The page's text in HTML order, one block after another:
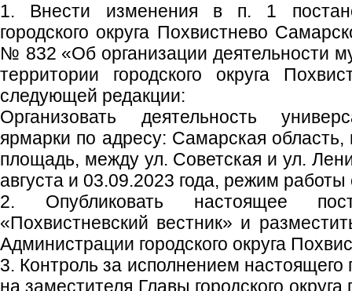
1. Внести изменения в п. 1
городского округа Похвистнево
№ 832 «Об организации деятельности
территории городского округа
следующей редакции:
Организовать деятельность
ярмарки по адресу: Самарская область,
площадь, между ул. Советская и ул.
августа и 03.09.2023 года, режим
2. Опубликовать настоящее
«Похвистневский вестник» и
Администрации городского округа
3. Контроль за исполнением настоящего
на заместителя Главы городского